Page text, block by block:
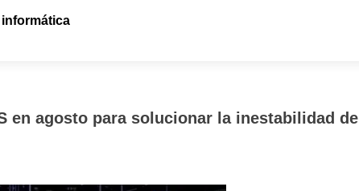
informática
en agosto para solucionar la inestabilidad de